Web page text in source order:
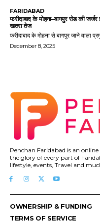
FARIDABAD
फरीदाबाद के मोहना–बागपुर रोड की
खतरा तेज
फरीदाबाद के मोहना से बागपुर जाने वाला
December 8, 2025
Pehchan Faridabad is an
the glory of every part of
lifestyle, events, Travel and
OWNERSHIP & FUNDING
TERMS OF SERVICE